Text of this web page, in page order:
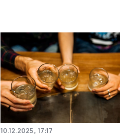
10.12.2025, 17:17